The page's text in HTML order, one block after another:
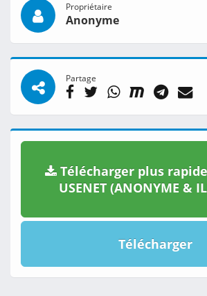
Propriétaire
Anonyme
Partage
Télécharger plus
USENET (ANONYME &
Télécharger